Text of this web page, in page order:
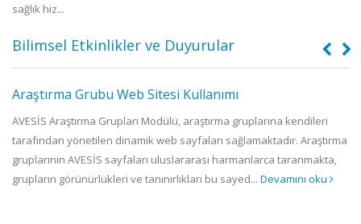
sağlık hiz...
Bilimsel Etkinlikler ve Duyurular
Araştırma Grubu Web Sitesi Kullanımı
AVESİS Araştırma Grupları Modülü, araştırma gruplarına kendileri
tarafından yönetilen dinamik web sayfaları sağlamaktadır. Araştırma
gruplarının AVESİS sayfaları uluslararası harmanlarca taranmakta,
grupların görünürlükleri ve tanınırlıkları bu sayed... Devamını oku